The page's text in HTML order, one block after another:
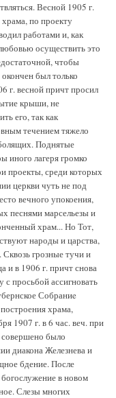
Весной 1905 г.
по проекту
работами и, как
осуществить это
чтобы
был только
г. весной причт просил
крыши, не
его, так как
течением тяжело
Поднятые
иного лагеря громко
проекты, среди которых
церкви чуть не под
вечного упокоения,
песнями марсельезы и
храм... Но Тот,
народы и царства,
грозные тучи и
и в 1906 г. причт снова
с просьбой ассигновать
Собраниe
храма,
1907 г. в 6 час. веч. при
было
диакона Железнева и
бдение. После
в новом
Слезы многих